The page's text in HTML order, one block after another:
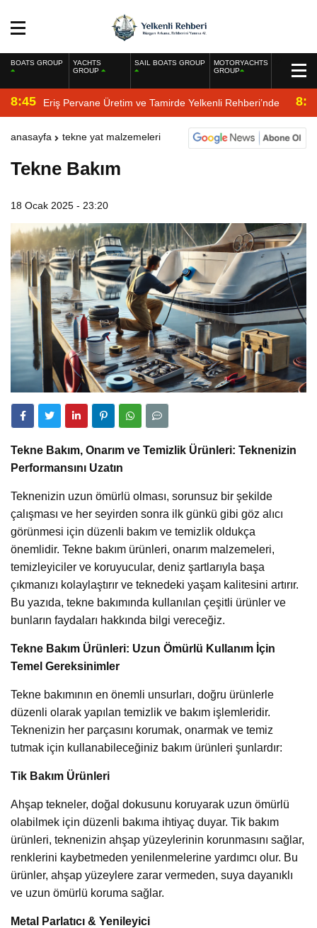
BOATS GROUP
YACHTS
GROUP
SAIL BOATS GROUP
MOTORYACHTS
GROUP
8:45 Eriş Pervane Üretim ve Tamirde Yelkenli Rehberi’nde
anasayfa tekne yat malzemeleri
Tekne Bakım
18 Ocak 2025 - 23:20
Tekne Bakım, Onarım ve Temizlik Ürünleri: Teknenizin
Performansını Uzatın
Teknenizin uzun ömürlü olması, sorunsuz bir şekilde
çalışması ve her seyirden sonra ilk günkü gibi göz alıcı
görünmesi için düzenli bakım ve temizlik oldukça
önemlidir. Tekne bakım ürünleri, onarım malzemeleri,
temizleyiciler ve koruyucular, deniz şartlarıyla başa
çıkmanızı kolaylaştırır ve teknedeki yaşam kalitesini artırır.
Bu yazıda, tekne bakımında kullanılan çeşitli ürünler ve
bunların faydaları hakkında bilgi vereceğiz.
Tekne Bakım Ürünleri: Uzun Ömürlü Kullanım İçin
Temel Gereksinimler
Tekne bakımının en önemli unsurları, doğru ürünlerle
düzenli olarak yapılan temizlik ve bakım işlemleridir.
Teknenizin her parçasını korumak, onarmak ve temiz
tutmak için kullanabileceğiniz bakım ürünleri şunlardır:
Tik Bakım Ürünleri
Ahşap tekneler, doğal dokusunu koruyarak uzun ömürlü
olabilmek için düzenli bakıma ihtiyaç duyar. Tik bakım
ürünleri, teknenizin ahşap yüzeylerinin korunmasını sağlar,
renklerini kaybetmeden yenilenmelerine yardımcı olur. Bu
ürünler, ahşap yüzeylere zarar vermeden, suya dayanıklı
ve uzun ömürlü koruma sağlar.
Metal Parlatıcı & Yenileyici